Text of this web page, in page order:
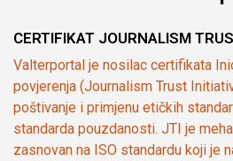
CERTIFIKAT JOURNALISM
Valterportal je nosilac certifikata
povjerenja (Journalism Trust
poštivanje i primjenu etičkih
standarda pouzdanosti. JTI je
zasnovan na ISO standardu koji je